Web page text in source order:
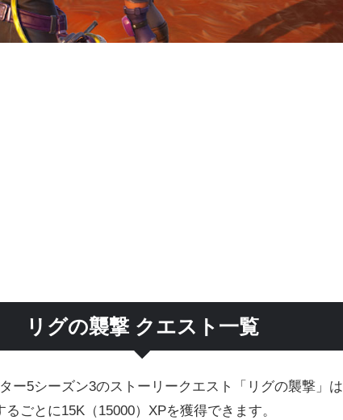
リグの襲撃 クエスト一覧
ー5シーズン3のストーリークエスト「リグの襲撃」は
ごとに15K（15000）XPを獲得できます。